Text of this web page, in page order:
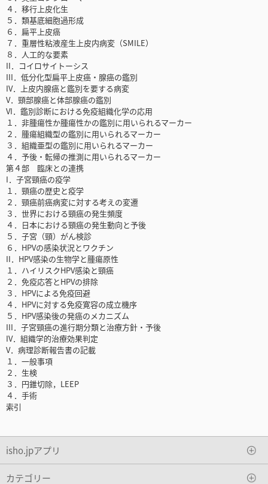
４．移行上皮化生
５．類基底細胞過形成
６．扁平上皮癌
７．重層性粘液産生上皮内病変（SMILE）
８．人工的な要素
II．コイロサイトーシス
III．低分化型扁平上皮癌・腺癌の鑑別
IV．上皮内腺癌と鑑別を要する病変
V．頸部腺癌と体部腺癌の鑑別
VI．鑑別診断における免疫組織化学の応用
１．非腫瘍性か腫瘍性かの鑑別に用いられるマーカー
２．腫瘍組織型の鑑別に用いられるマーカー
３．組織亜型の鑑別に用いられるマーカー
４．予後・転帰の推測に用いられるマーカー
第４部 臨床との連携
I．子宮頸癌の疫学
１．頸癌の歴史と疫学
２．頸癌前癌病変に対する考えの変遷
３．世界における頸癌の発生頻度
４．日本における頸癌の発生動向と予後
５．子宮（頸）がん検診
６．HPVの感染状況とワクチン
II．HPV感染の生物学と腫瘍原性
１．ハイリスクHPV感染と頸癌
２．免疫応答とHPVの排除
３．HPVによる免疫回避
４．HPVに対する免疫寛容の成立機序
５．HPV感染後の発癌のメカニズム
III．子宮頸癌の進行期分類と治療方針・予後
IV．組織学的治療効果判定
V．病理診断報告書の記載
１．一般事項
２．生検
３．円錐切除，LEEP
４．手術
索引
isho.jpアプリ
カテゴリー